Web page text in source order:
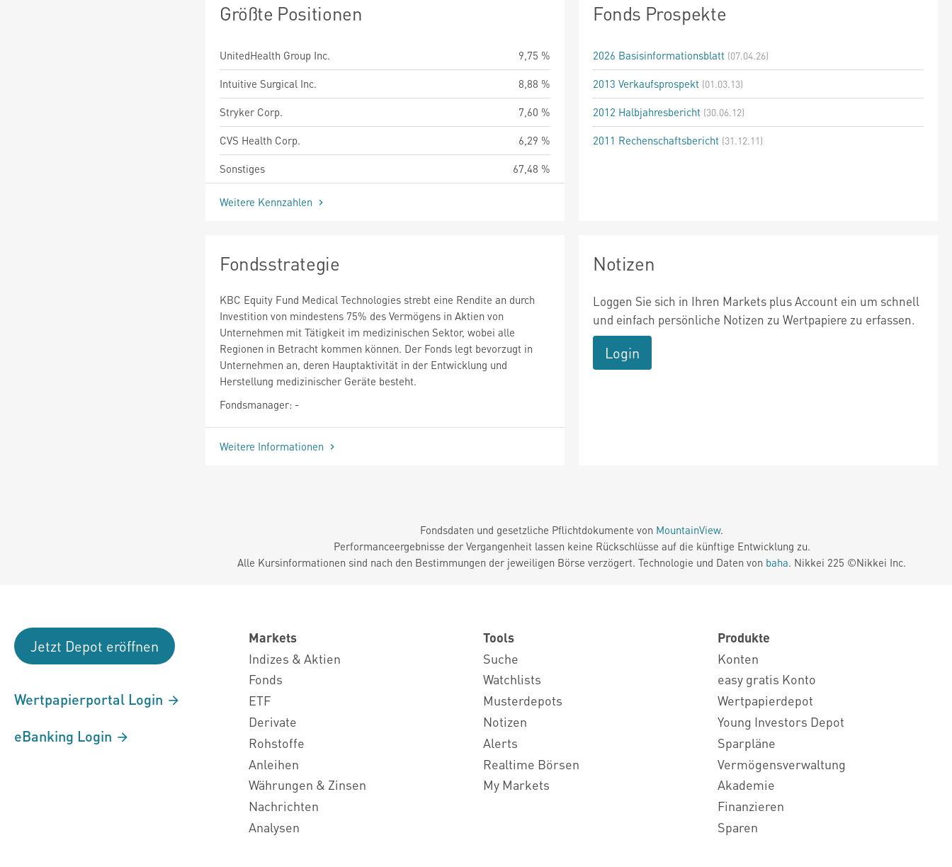
Größte Positionen
UnitedHealth Group Inc.
9,75 %
Intuitive Surgical Inc.
8,88 %
Stryker Corp.
7,60 %
CVS Health Corp.
6,29 %
Sonstiges
67,48 %
Weitere Kennzahlen
Fonds Prospekte
2026 Basisinformationsblatt (07.04.26)
2013 Verkaufsprospekt (01.03.13)
2012 Halbjahresbericht (30.06.12)
2011 Rechenschaftsbericht (31.12.11)
Fondsstrategie
KBC Equity Fund Medical Technologies strebt eine Rendite an durch
Investition von mindestens 75% des Vermögens in Aktien von
Unternehmen mit Tätigkeit im medizinischen Sektor, wobei alle
Regionen in Betracht kommen können. Der Fonds legt bevorzugt in
Unternehmen an, deren Hauptaktivität in der Entwicklung und
Herstellung medizinischer Geräte besteht.
Fondsmanager: -
Weitere Informationen
Notizen
Loggen Sie sich in Ihren Markets plus Account ein um schnell
und einfach persönliche Notizen zu Wertpapiere zu erfassen.
Login
Fondsdaten und gesetzliche Pflichtdokumente von MountainView.
Performanceergebnisse der Vergangenheit lassen keine Rückschlüsse auf die künftige Entwicklung zu.
Alle Kursinformationen sind nach den Bestimmungen der jeweiligen Börse verzögert. Technologie und Daten von baha. Nikkei 225 ©Nikkei Inc.
Jetzt Depot eröffnen
Wertpapierportal Login
eBanking Login
Markets
Indizes & Aktien
Fonds
ETF
Derivate
Rohstoffe
Anleihen
Währungen & Zinsen
Nachrichten
Analysen
Tools
Suche
Watchlists
Musterdepots
Notizen
Alerts
Realtime Börsen
My Markets
Produkte
Konten
easy gratis Konto
Wertpapierdepot
Young Investors Depot
Sparpläne
Vermögensverwaltung
Akademie
Finanzieren
Sparen